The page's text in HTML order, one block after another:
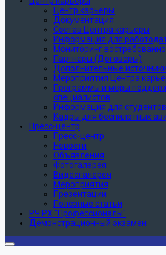
Центр карьеры
Документация
Состав Центра карьеры
Информация для
Мониторинг
Партнеры (Договоры)
Дополнительные
Мероприятия Центра
Программы и меры
специалистов
Информация для
Кадры для беспилотных
Пресс-центр
Пресс-центр
Новости
Объявления
Фотогалерея
Видеогалерея
Мероприятия
Презентации
Полезные статьи
РЧ РХ "Профессионалы"
Демонстрационный экзамен